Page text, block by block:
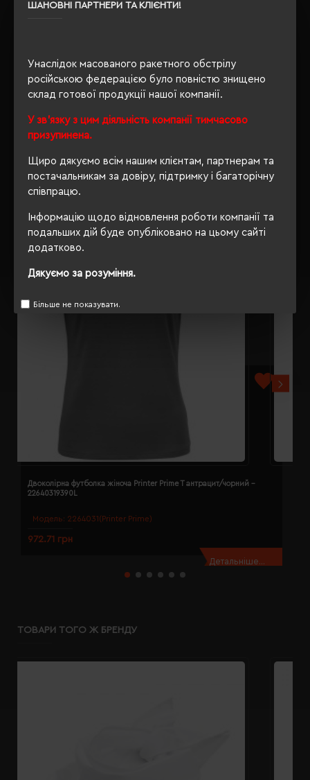
ШАНОВНІ ПАРТНЕРИ ТА КЛІЄНТИ!
Унаслідок масованого ракетного обстрілу
російською федерацією було повністю знищено
склад готової продукції нашої компанії.
У зв'язку з цим діяльність компанії тимчасово
призупинена.
Щиро дякуємо всім нашим клієнтам, партнерам та
постачальникам за довіру, підтримку і багаторічну
співпрацю.
Інформацію щодо відновлення роботи компанії та
подальших дій буде опубліковано на цьому сайті
додатково.
Дякуємо за розуміння.
Більше не показувати.
Сертифікація
OEKO-TEX® Standard 100,
ОПИС
Модель: 2264031(Printer Prime)
Двоколірна футболка жіноча Printer Prime T антрацит/чорний -
22640319390L
972.71 грн
Детальніше...
ТОВАРИ ТОГО Ж БРЕНДУ